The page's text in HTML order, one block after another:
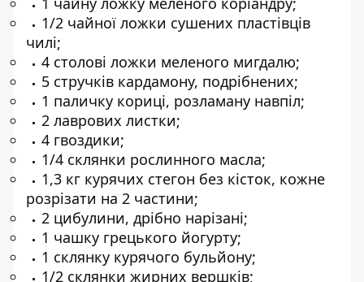
1/2 чайної ложки сушених пластівців
чилі;
4 столові ложки меленого мигдалю;
5 стручків кардамону, подрібнених;
1 паличку кориці, розламану навпіл;
2 лаврових листки;
4 гвоздики;
1/4 склянки рослинного масла;
1,3 кг курячих стегон без кісток, кожне
розрізати на 2 частини;
2 цибулини, дрібно нарізані;
1 чашку грецького йогурту;
1 склянку курячого бульйону;
1/2 склянки жирних вершків;